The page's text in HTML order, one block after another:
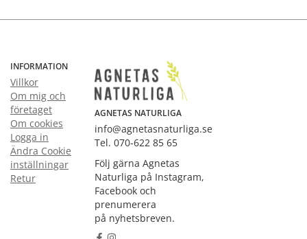
INFORMATION
Villkor
Om mig och
företaget
Om cookies
Logga in
Ändra Cookie
inställningar
Retur
AGNETAS NATURLIGA
info@agnetasnaturliga.se
Tel. 070-622 85 65
Följ gärna Agnetas
Naturliga på Instagram,
Facebook och
prenumerera
på nyhetsbreven.